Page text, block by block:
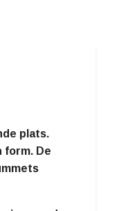
plats.
form. De